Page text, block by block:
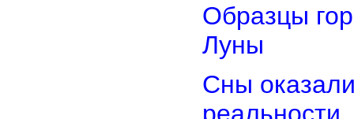
Образцы
Луны
Сны